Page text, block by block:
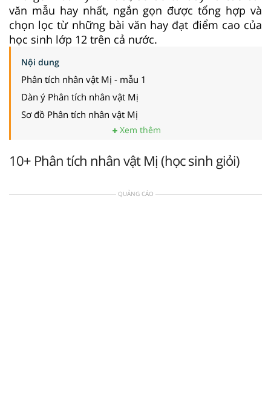
văn mẫu hay nhất, ngắn gọn được tổng hợp và
chọn lọc từ những bài văn hay đạt điểm cao của
học sinh lớp 12 trên cả nước.
Nội dung
Phân tích nhân vật Mị - mẫu 1
Dàn ý Phân tích nhân vật Mị
Sơ đồ Phân tích nhân vật Mị
Xem thêm
10+ Phân tích nhân vật Mị (học sinh giỏi)
QUẢNG CÁO